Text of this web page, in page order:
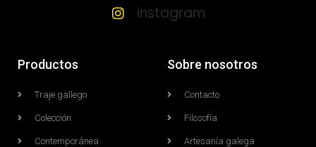
instagram
Productos
Traje gallego
Colección
Contemporánea
Sobre nosotros
Contacto
Filosofía
Artesanía galega